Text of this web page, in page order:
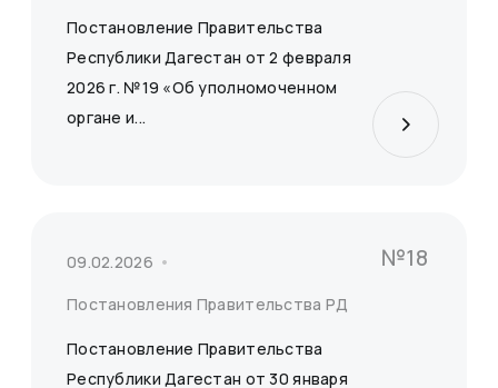
Постановление Правительства
Республики Дагестан от 2 февраля
2026 г. №19 «Об уполномоченном
органе и...
09.02.2026
Постановления Правительства РД
№18
Постановление Правительства
Республики Дагестан от 30 января